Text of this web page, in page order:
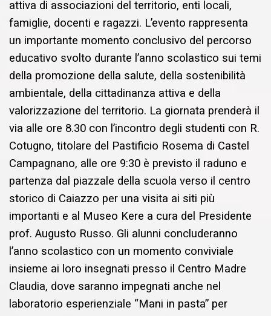
attiva di associazioni del territorio, enti locali,
famiglie, docenti e ragazzi. L’evento rappresenta
un importante momento conclusivo del percorso
educativo svolto durante l’anno scolastico sui temi
della promozione della salute, della sostenibilità
ambientale, della cittadinanza attiva e della
valorizzazione del territorio. La giornata prenderà il
via alle ore 8.30 con l’incontro degli studenti con R.
Cotugno, titolare del Pastificio Rosema di Castel
Campagnano, alle ore 9:30 è previsto il raduno e
partenza dal piazzale della scuola verso il centro
storico di Caiazzo per una visita ai siti più
importanti e al Museo Kere a cura del Presidente
prof. Augusto Russo. Gli alunni concluderanno
l’anno scolastico con un momento conviviale
insieme ai loro insegnati presso il Centro Madre
Claudia, dove saranno impegnati anche nel
laboratorio esperienziale “Mani in pasta” per